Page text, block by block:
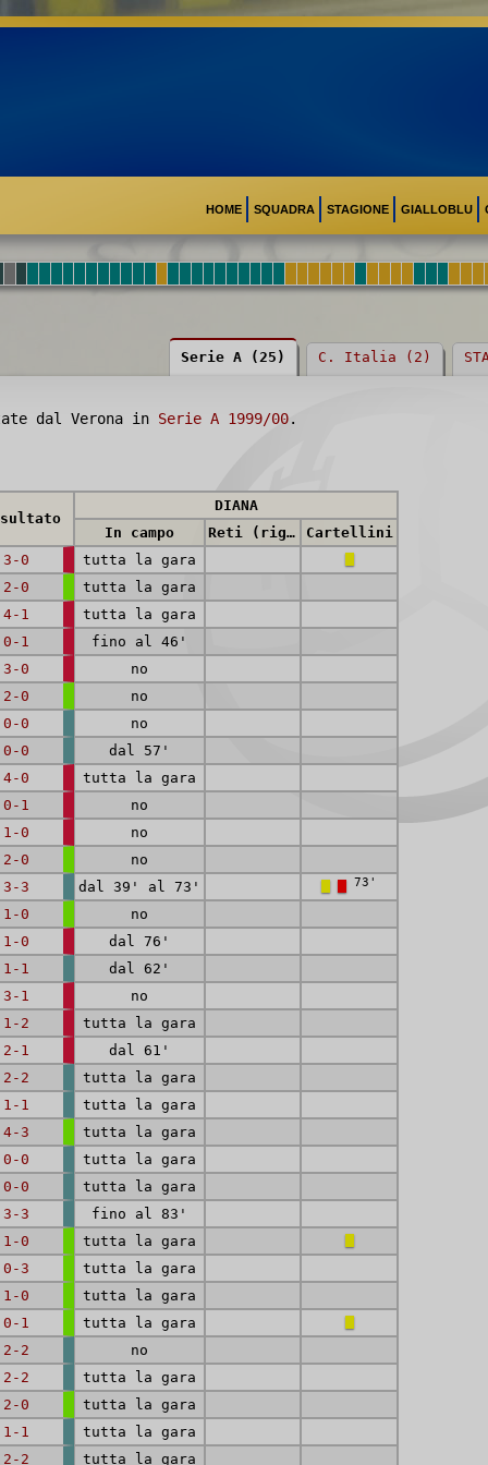
HOME SQUADRA STAGIONE GIALLOBLU
Serie A (25) C. Italia (2)
dal Verona in Serie A 1999/00.
DIANA
In campo
Reti (rig.)
Cartellini
3-0
tutta la gara
2-0
tutta la gara
4-1
tutta la gara
0-1
fino al 46'
3-0
no
2-0
no
0-0
no
0-0
dal 57'
4-0
tutta la gara
0-1
no
1-0
no
2-0
no
3-3
dal 39' al 73' 73'
1-0
no
1-0
dal 76'
1-1
dal 62'
3-1
no
1-2
tutta la gara
2-1
dal 61'
2-2
tutta la gara
1-1
tutta la gara
4-3
tutta la gara
0-0
tutta la gara
0-0
tutta la gara
3-3
fino al 83'
1-0
tutta la gara
0-3
tutta la gara
1-0
tutta la gara
0-1
tutta la gara
2-2
no
2-2
tutta la gara
2-0
tutta la gara
1-1
tutta la gara
2-2
tutta la gara